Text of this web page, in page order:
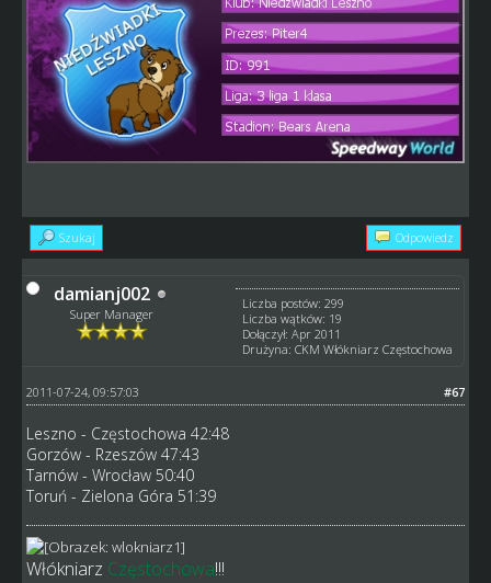
Szukaj Odpowiedz
damianj002
Super Manager
Liczba postów: 299
Liczba wątków: 19
Dołączył: Apr 2011
Drużyna: CKM Włókniarz Częstochowa
#67
2011-07-24, 09:57:03
Leszno - Częstochowa 42:48
Gorzów - Rzeszów 47:43
Tarnów - Wrocław 50:40
Toruń - Zielona Góra 51:39
Włókniarz Częstochowa!!!